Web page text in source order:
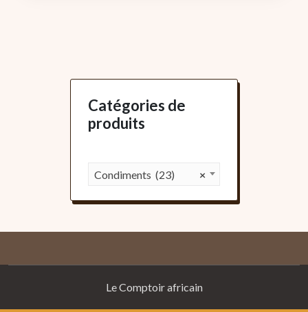
Catégories de
produits
×
Condiments (23)
Le Comptoir africain